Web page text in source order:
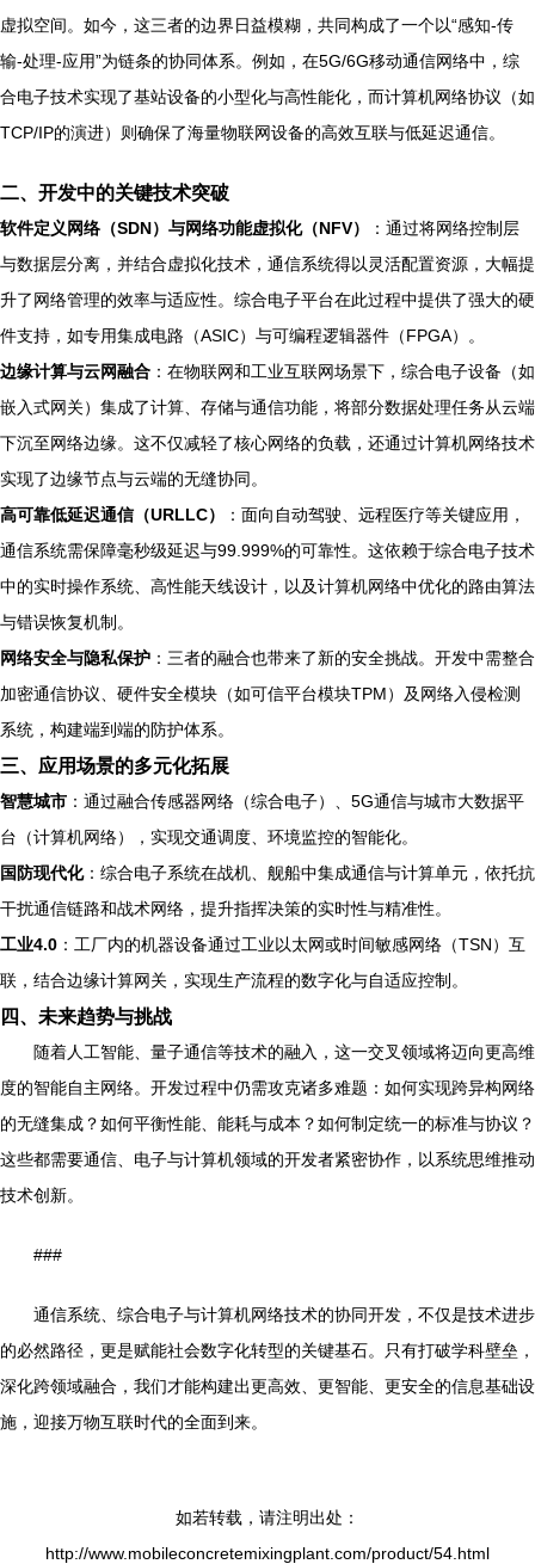
虚拟空间。如今，这三者的边界日益模糊，共同构成了一个以“感知-传
输-处理-应用”为链条的协同体系。例如，在5G/6G移动通信网络中，综
合电子技术实现了基站设备的小型化与高性能化，而计算机网络协议（如
TCP/IP的演进）则确保了海量物联网设备的高效互联与低延迟通信。
二、开发中的关键技术突破
软件定义网络（SDN）与网络功能虚拟化（NFV）
：通过将网络控制层
与数据层分离，并结合虚拟化技术，通信系统得以灵活配置资源，大幅提
升了网络管理的效率与适应性。综合电子平台在此过程中提供了强大的硬
件支持，如专用集成电路（ASIC）与可编程逻辑器件（FPGA）。
边缘计算与云网融合 ：在物联网和工业互联网场景下，综合电子设备（如
嵌入式网关）集成了计算、存储与通信功能，将部分数据处理任务从云端
下沉至网络边缘。这不仅减轻了核心网络的负载，还通过计算机网络技术
实现了边缘节点与云端的无缝协同。
高可靠低延迟通信（URLLC）
：面向自动驾驶、远程医疗等关键应用，
通信系统需保障毫秒级延迟与99.999%的可靠性。这依赖于综合电子技术
中的实时操作系统、高性能天线设计，以及计算机网络中优化的路由算法
与错误恢复机制。
网络安全与隐私保护 ：三者的融合也带来了新的安全挑战。开发中需整合
加密通信协议、硬件安全模块（如可信平台模块TPM）及网络入侵检测
系统，构建端到端的防护体系。
三、应用场景的多元化拓展
智慧城市 ：通过融合传感器网络（综合电子）、5G通信与城市大数据平
台（计算机网络），实现交通调度、环境监控的智能化。
国防现代化：综合电子系统在战机、舰船中集成通信与计算单元，依托抗
干扰通信链路和战术网络，提升指挥决策的实时性与精准性。
工业4.0 ：工厂内的机器设备通过工业以太网或时间敏感网络（TSN）互
联，结合边缘计算网关，实现生产流程的数字化与自适应控制。
四、未来趋势与挑战
随着人工智能、量子通信等技术的融入，这一交叉领域将迈向更高维
度的智能自主网络。开发过程中仍需攻克诸多难题：如何实现跨异构网络
的无缝集成？如何平衡性能、能耗与成本？如何制定统一的标准与协议？
这些都需要通信、电子与计算机领域的开发者紧密协作，以系统思维推动
技术创新。
###
通信系统、综合电子与计算机网络技术的协同开发，不仅是技术进步
的必然路径，更是赋能社会数字化转型的关键基石。只有打破学科壁垒，
深化跨领域融合，我们才能构建出更高效、更智能、更安全的信息基础设
施，迎接万物互联时代的全面到来。
如若转载，请注明出处：
http://www.mobileconcretemixingplant.com/product/54.html